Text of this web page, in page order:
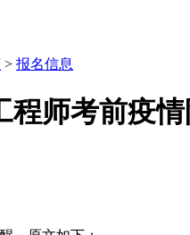
> 报名信息
程师考前疫